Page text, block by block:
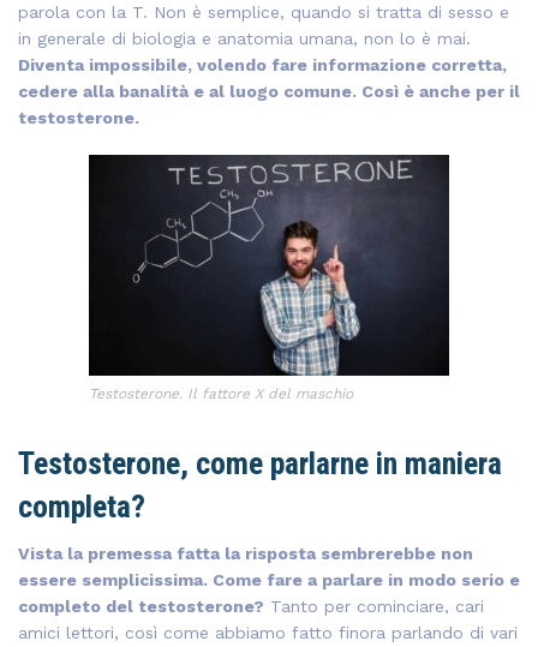
parola con la T. Non è semplice, quando si tratta di sesso e
in generale di biologia e anatomia umana, non lo è mai.
Diventa impossibile, volendo fare informazione corretta,
cedere alla banalità e al luogo comune. Così è anche per il
testosterone.
Testosterone. Il fattore X del maschio
Testosterone, come parlarne in maniera
completa?
Vista la premessa fatta la risposta sembrerebbe non
essere semplicissima. Come fare a parlare in modo serio e
completo del testosterone? Tanto per cominciare, cari
amici lettori, così come abbiamo fatto finora parlando di vari